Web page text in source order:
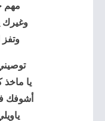
مهم
وغيرك
وتفز
يا
أشوفك